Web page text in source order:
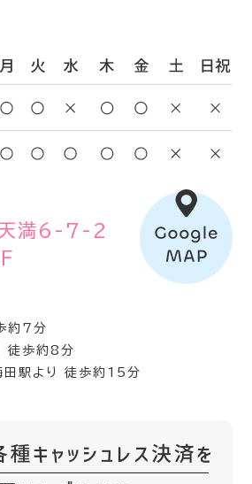
天満6-7-2
約7分
徒歩約8分
田駅より 徒歩約15分